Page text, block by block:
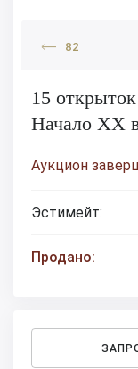
82
15
Начало XX
Аукцион
Эстимейт:
Продано: